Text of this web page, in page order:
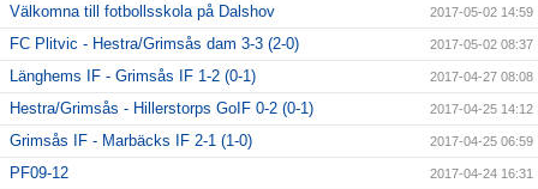
Välkomna till fotbollsskola på Dalshov 2017-05-02 14:59
FC Plitvic - Hestra/Grimsås dam 3-3 (2-0) 2017-05-02 08:37
Länghems IF - Grimsås IF 1-2 (0-1) 2017-04-27 08:08
Hestra/Grimsås - Hillerstorps GoIF 0-2 (0-1) 2017-04-25 14:12
Grimsås IF - Marbäcks IF 2-1 (1-0) 2017-04-25 06:59
PF09-12 2017-04-24 16:31